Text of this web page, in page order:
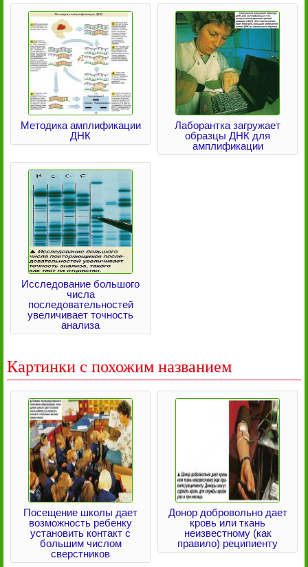
Методика амплификации
ДНК
Лаборантка загружает
образцы ДНК для
амплификации
Исследование большого
числа
последовательностей
увеличивает точность
анализа
Картинки с похожим названием
Посещение школы дает
возможность ребенку
установить контакт с
большим числом
сверстников
Донор добровольно дает
кровь или ткань
неизвестному (как
правило) реципиенту